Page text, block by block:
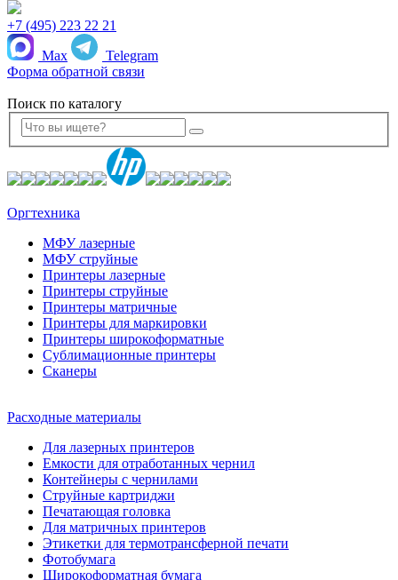
+7 (495) 223 22 21
Max
Telegram
Форма обратной связи
Поиск по каталогу
Оргтехника
МФУ лазерные
МФУ струйные
Принтеры лазерные
Принтеры струйные
Принтеры матричные
Принтеры для маркировки
Принтеры широкоформатные
Сублимационные принтеры
Сканеры
Расходные материалы
Для лазерных принтеров
Емкости для отработанных чернил
Контейнеры с чернилами
Струйные картриджи
Печатающая головка
Для матричных принтеров
Этикетки для термотрансферной печати
Фотобумага
Широкоформатная бумага